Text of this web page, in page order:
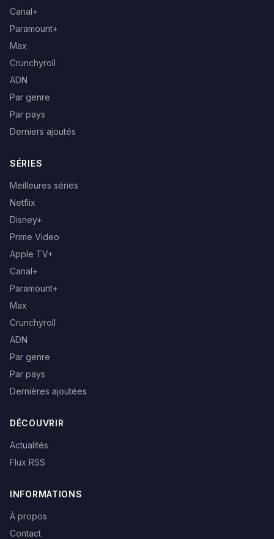
Canal+
Paramount+
Max
Crunchyroll
ADN
Par genre
Par pays
Derniers ajoutés
SÉRIES
Meilleures séries
Netflix
Disney+
Prime Video
Apple TV+
Canal+
Paramount+
Max
Crunchyroll
ADN
Par genre
Par pays
Dernières ajoutées
DÉCOUVRIR
Actualités
Flux RSS
INFORMATIONS
À propos
Contact